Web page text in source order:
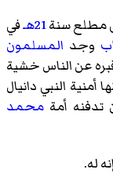
مطلع سنة21هـ
في
وجد المسلمون
عن الناس خشية
أمنية النبي دانيال
تدفنه أمة محمد
له.